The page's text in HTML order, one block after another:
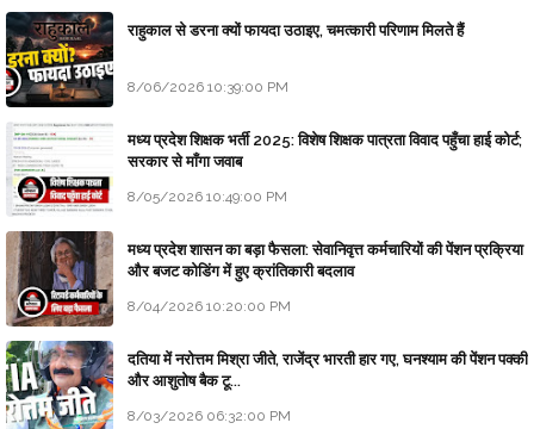
राहुकाल से डरना क्यों फायदा उठाइए, चमत्कारी परिणाम मिलते हैं
8/06/2026 10:39:00 PM
मध्य प्रदेश शिक्षक भर्ती 2025: विशेष शिक्षक पात्रता विवाद पहुँचा हाई कोर्ट;
सरकार से माँगा जवाब
8/05/2026 10:49:00 PM
मध्य प्रदेश शासन का बड़ा फैसला: सेवानिवृत्त कर्मचारियों की पेंशन प्रक्रिया
और बजट कोडिंग में हुए क्रांतिकारी बदलाव
8/04/2026 10:20:00 PM
दतिया में नरोत्तम मिश्रा जीते, राजेंद्र भारती हार गए, घनश्याम की पेंशन पक्की
और आशुतोष बैक टू...
8/03/2026 06:32:00 PM